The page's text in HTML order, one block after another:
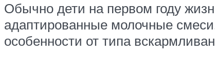
Обычно дети на первом году
адаптированные молочные
особенности от типа